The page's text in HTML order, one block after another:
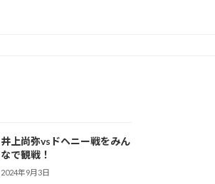
井上尚弥vsドヘニー戦をみん
なで観戦！
2024年9月3日